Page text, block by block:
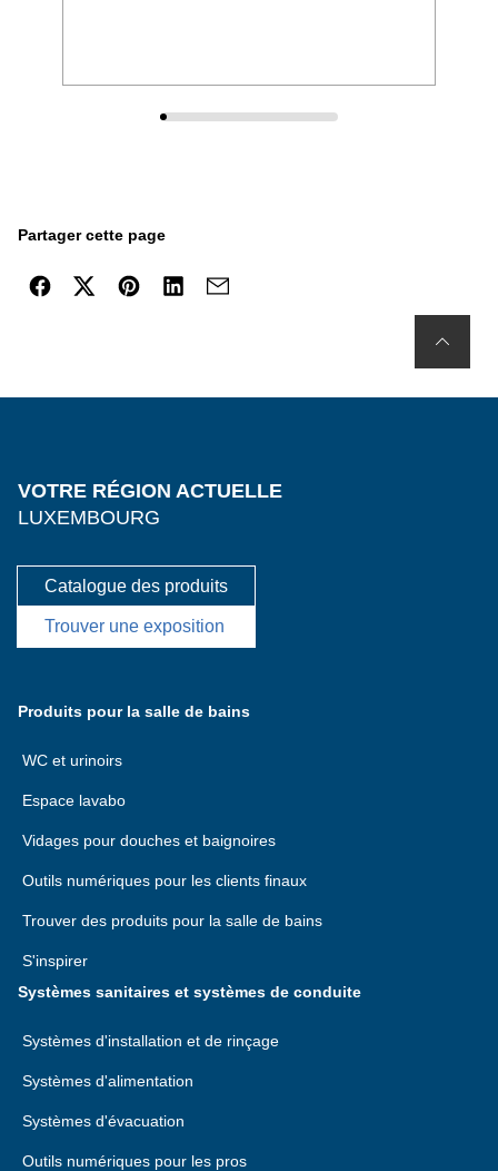
Partager cette page
VOTRE RÉGION ACTUELLE
LUXEMBOURG
Catalogue des produits
Trouver une exposition
Produits pour la salle de bains
WC et urinoirs
Espace lavabo
Vidages pour douches et baignoires
Outils numériques pour les clients finaux
Trouver des produits pour la salle de bains
S'inspirer
Systèmes sanitaires et systèmes de conduite
Systèmes d'installation et de rinçage
Systèmes d'alimentation
Systèmes d'évacuation
Outils numériques pour les pros